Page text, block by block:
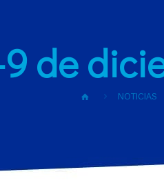
de
NOTICIAS